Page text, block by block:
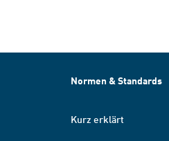
Normen & Standards
Kurz erklärt